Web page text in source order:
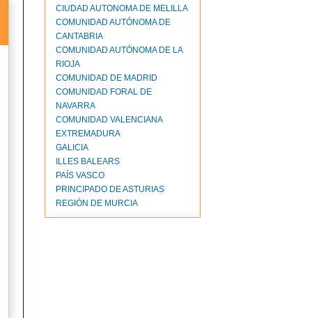
CIUDAD AUTONOMA DE MELILLA
COMUNIDAD AUTÓNOMA DE
CANTABRIA
COMUNIDAD AUTÓNOMA DE LA
RIOJA
COMUNIDAD DE MADRID
COMUNIDAD FORAL DE
NAVARRA
COMUNIDAD VALENCIANA
EXTREMADURA
GALICIA
ILLES BALEARS
PAÍS VASCO
PRINCIPADO DE ASTURIAS
REGIÓN DE MURCIA